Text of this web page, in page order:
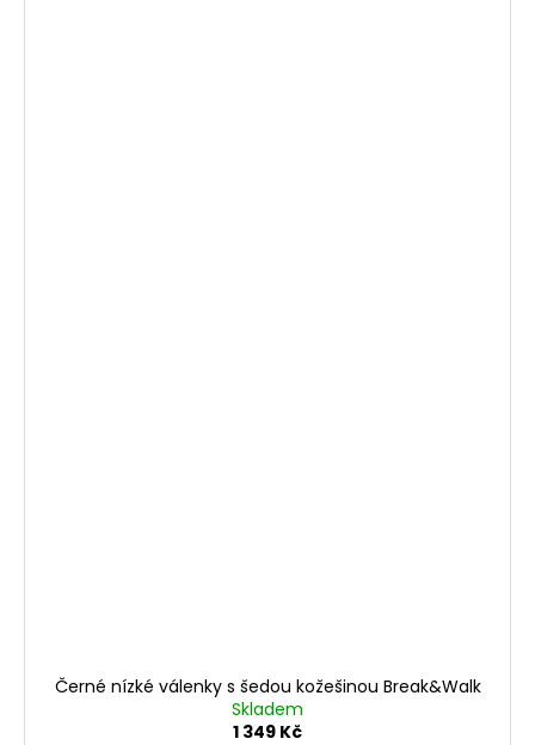
Černé nízké válenky s šedou kožešinou Break&Walk
Skladem
1 349 Kč